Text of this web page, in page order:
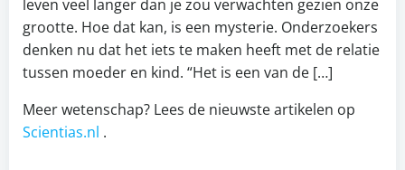
leven veel langer dan je zou verwachten gezien onze
grootte. Hoe dat kan, is een mysterie. Onderzoekers
denken nu dat het iets te maken heeft met de relatie
tussen moeder en kind. “Het is een van de […]
Meer wetenschap? Lees de nieuwste artikelen op
Scientias.nl .